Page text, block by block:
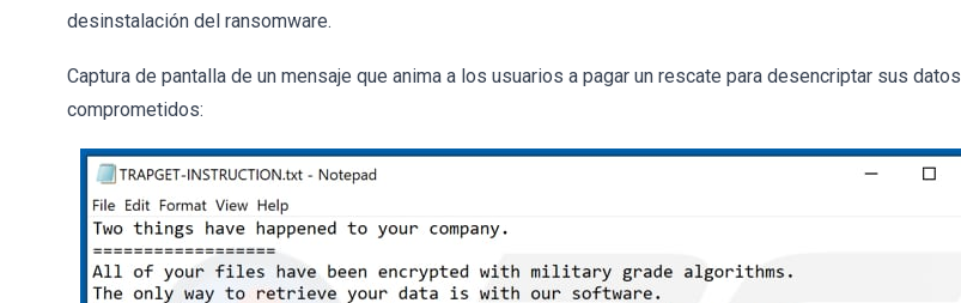
desinstalación del ransomware.
Captura de pantalla de un mensaje que anima a los usuarios a pagar un rescate para desencriptar sus datos
comprometidos: